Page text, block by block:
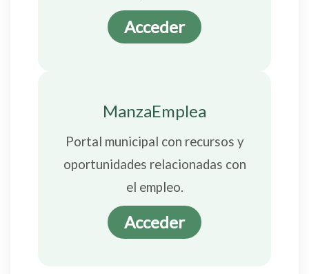
Acceder
ManzaEmplea
Portal municipal con recursos y
oportunidades relacionadas con
el empleo.
Acceder